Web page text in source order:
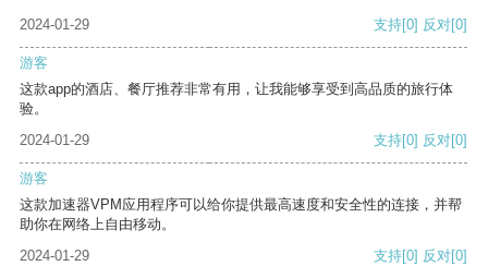
2024-01-29 支持[0] 反对[0]
游客
这款app的酒店、餐厅推荐非常有用，让我能够享受到高品质的旅行体
验。
2024-01-29
支持[0] 反对[0]
游客
这款加速器VPM应用程序可以给你提供最高速度和安全性的连接，并帮
助你在网络上自由移动。
2024-01-29
支持[0] 反对[0]